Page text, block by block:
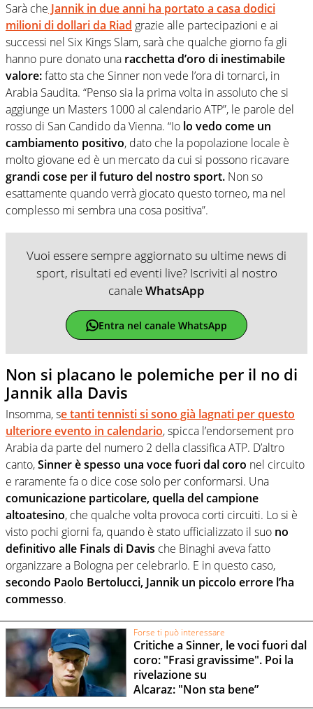
Sarà che Jannik in due anni ha portato a casa dodici
milioni di dollari da Riad grazie alle partecipazioni e ai
successi nel Six Kings Slam, sarà che qualche giorno fa gli
hanno pure donato una racchetta d’oro di inestimabile
valore:fatto sta che Sinner non vede l’ora di tornarci, in
Arabia Saudita. “Penso sia la prima volta in assoluto che si
aggiunge un Masters 1000 al calendario ATP”, le parole del
rosso di San Candido da Vienna. “Io lo vedo come un
cambiamento positivo, dato che la popolazione locale è
molto giovane ed è un mercato da cui si possono ricavare
grandi cose per il futuro del nostro sport. Non so
esattamente quando verrà giocato questo torneo, ma nel
complesso mi sembra una cosa positiva”.
Vuoi essere sempre aggiornato su ultime news di
sport, risultati ed eventi live? Iscriviti al nostro
canaleWhatsApp
Entra nel canale WhatsApp
Non si placano le polemiche per il no di
Jannik alla Davis
Insomma, se tanti tennisti si sono già lagnati per questo
ulteriore evento in calendario, spicca l’endorsement pro
Arabia da parte del numero 2 della classifica ATP. D’altro
canto,Sinner è spesso una voce fuori dal coro nel circuito
e raramente fa o dice cose solo per conformarsi. Una
comunicazione particolare, quella del campione
altoatesino, che qualche volta provoca corti circuiti. Lo si è
visto pochi giorni fa, quando è stato ufficializzato il suo no
definitivo alle Finals di Davis che Binaghi aveva fatto
organizzare a Bologna per celebrarlo. E in questo caso,
secondo Paolo Bertolucci, Jannik un piccolo errore l’ha
commesso.
Forse ti può interessare
Critiche a Sinner, le voci fuori dal
coro: "Frasi gravissime". Poi la
rivelazione su
Alcaraz: "Non sta bene”